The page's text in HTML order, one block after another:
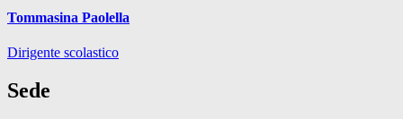
Tommasina Paolella
Dirigente scolastico
Sede